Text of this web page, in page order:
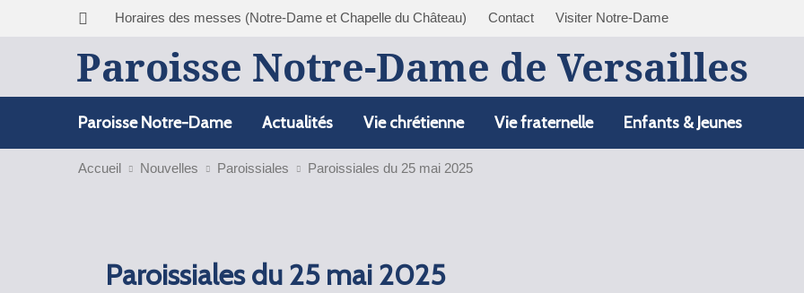
Horaires des messes (Notre-Dame et Chapelle du Château) Contact Visiter Notre-Dame
Paroisse Notre-Dame de Versailles
Paroisse Notre-Dame Actualités Vie chrétienne Vie fraternelle Enfants & Jeunes
Accueil Nouvelles Paroissiales Paroissiales du 25 mai 2025
Paroissiales du 25 mai 2025